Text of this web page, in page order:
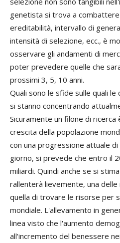
genetista si trova a
ereditabilità, intervallo di
intensità di selezione, ecc., è
osservare gli andamenti di
poter prevedere quelle che
prossimi 3, 5, 10 anni.
Quali sono le sfide sulle quali
si stanno concentrando
Sicuramente un filone di
crescita della popolazione
con una progressione attuale di
giorno, si prevede che entro il
miliardi. Quindi anche se si
rallenterà lievemente, una
quella di trovare le risorse per
mondiale. L'allevamento in
linea visto che l'aumento
all'incremento del benessere